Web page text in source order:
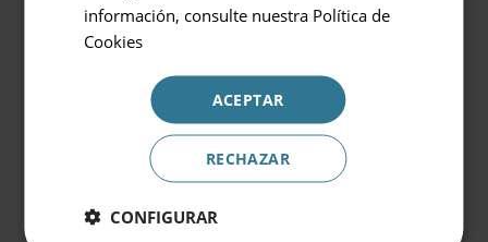
Código Promocional
Reservar
Además incluye
información, consulte nuestra Política de
Cookies
ACEPTAR
RECHAZAR
CONFIGURAR